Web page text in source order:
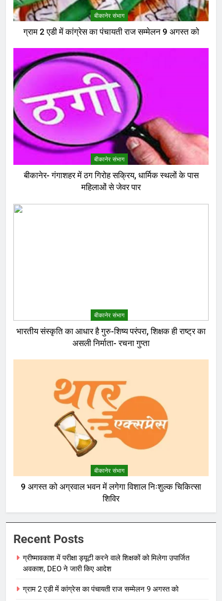
बीकानेर संभाग
ग्राम 2 एडी में कांग्रेस का पंचायती राज सम्मेलन 9 अगस्त को
बीकानेर संभाग
बीकानेर- गंगाशहर में ठग गिरोह सक्रिय, धार्मिक स्थलों के पास
महिलाओं से जेवर पार
बीकानेर संभाग
भारतीय संस्कृति का आधार है गुरु-शिष्य परंपरा, शिक्षक ही राष्ट्र का
असली निर्माता- रचना गुप्ता
बीकानेर संभाग
9 अगस्त को अग्रवाल भवन में लगेगा विशाल निःशुल्क चिकित्सा
शिविर
Recent Posts
ग्रीष्मावकाश में परीक्षा ड्यूटी करने वाले शिक्षकों को मिलेगा उपार्जित
अवकाश, DEO ने जारी किए आदेश
ग्राम 2 एडी में कांग्रेस का पंचायती राज सम्मेलन 9 अगस्त को